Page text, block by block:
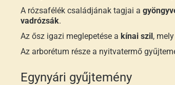
A rózsafélék családjának tagjai a
vadrózsák.
Az ősz igazi meglepetése a kínai szil,
Az arborétum része a nyitvatermő
Egynyári gyűjtemény